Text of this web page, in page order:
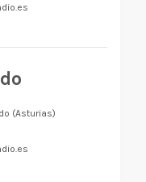
(Asturias)